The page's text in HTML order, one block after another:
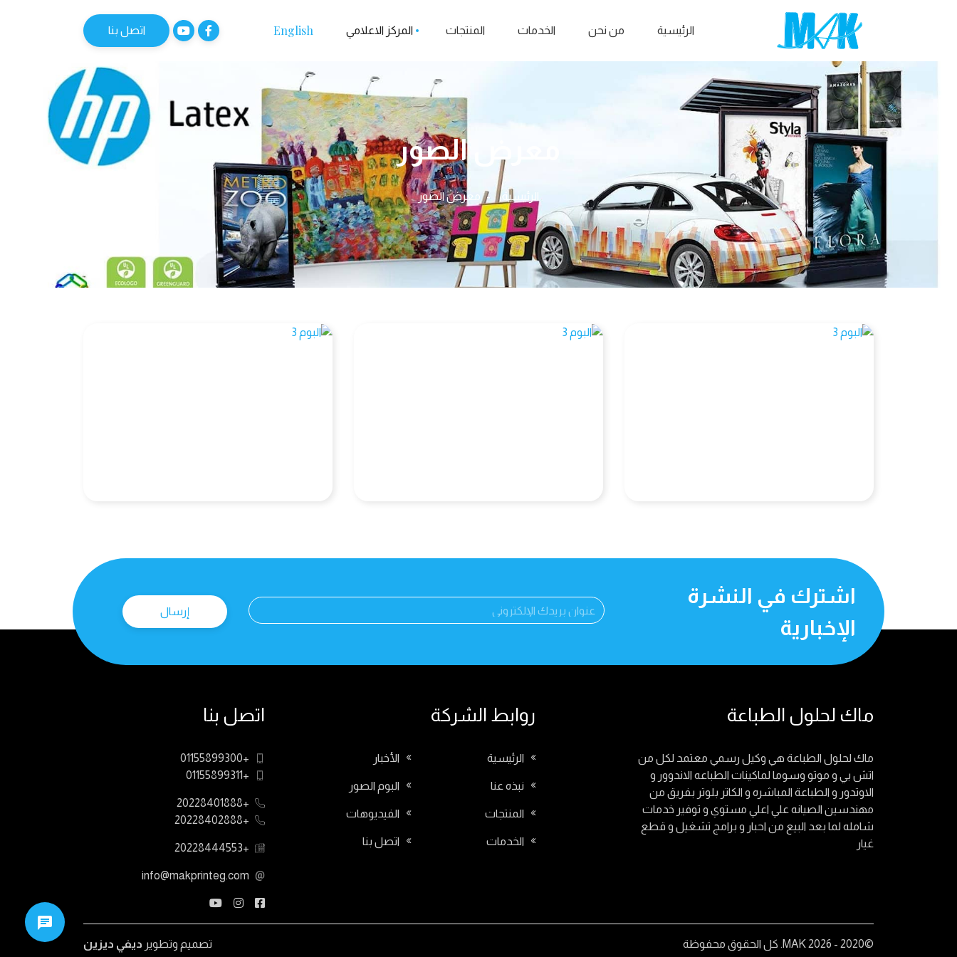
الرئيسية من نحن الخدمات المنتجات المركز الاعلامي English اتصل بنا
معرض الصور
الرئيسية معرض الصور
اشترك في النشرة
الإخبارية
إرسال
ماك لحلول الطباعة
ماك لحلول الطباعة هي وكيل رسمي معتمد لكل من
اتش بي و موتو وسوما لماكينات الطباعه الاندوور و
الاوتدور و الطباعة المباشره و الكاتر بلوتر بفريق من
مهندسين الصيانه علي اعلي مستوي و توفير خدمات
شامله لما بعد البيع من احبار و برامج تشغيل و قطع
غيار
روابط الشركة
الرئيسية الأخبار
نبذه عنا البوم الصور
المنتجات الفيديوهات
الخدمات اتصل بنا
اتصل بنا
+01155899300
+01155899311
+20228401888
+20228402888
+20228444553
info@makprinteg.com
©2020 - 2026 MAK. كل الحقوق محفوظة تصميم وتطوير ديفي ديزين